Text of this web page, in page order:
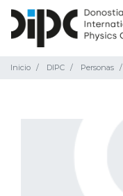
Inicio DIPC Personas